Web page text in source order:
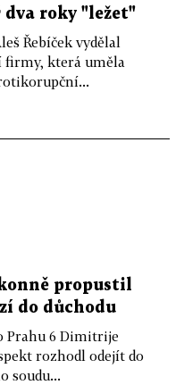
roky "ležet"
Řebíček vydělal
firmy, která uměla
propustil
do důchodu
Prahu 6 Dimitrije
rozhodl odejít do
soudu...